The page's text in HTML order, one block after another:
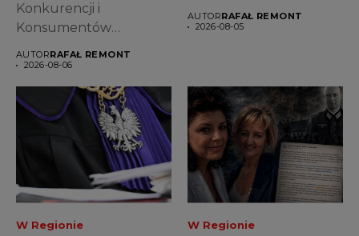
Konkurencji i
Konsumentów
półrocze 2026 roku w
zakresie...
AUTORRAFAŁ REMONT
2026-08-06
wywołując ogromne...
AUTORRAFAŁ REMONT
2026-08-05
W Regionie W Regionie